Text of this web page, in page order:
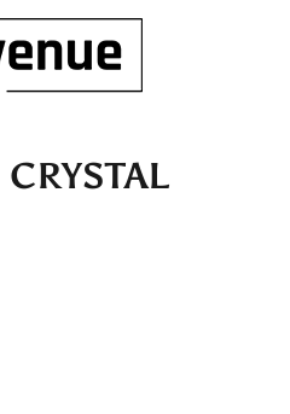
CRYSTAL